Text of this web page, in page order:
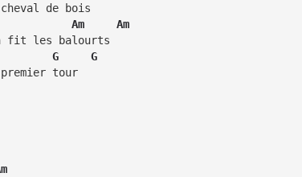
Am     Am
G     G
tour